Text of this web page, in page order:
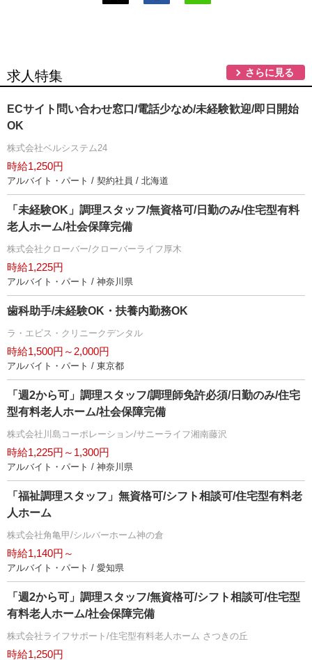
求人特集 さらに見る
ECサイト問い合わせ窓口/電話少なめ/未経験歓迎/即日開始
OK
株式会社ベルシステム24
時給1,250円
アルバイト・パート / 契約社員 / 北海道
「未経験OK」調理スタッフ/無資格可/日勤のみ/住宅型有料
老人ホーム/社会保障完備
株式会社クローバー/クローバーライフ厚木
時給1,225円
アルバイト・パート / 神奈川県
歯科助手/未経験OK・扶養内勤務OK
ラ・エビス・クリニークデンタル
時給1,500円～2,000円
アルバイト・パート / 東京都
「週2から可」調理スタッフ/調理師免許必須/日勤のみ/住宅
型有料老人ホーム/社会保障完備
株式会社川島コーポレーション/サニーライフ湘南藤沢
時給1,225円～1,300円
アルバイト・パート / 神奈川県
「福祉調理スタッフ」無資格可/シフト相談可/住宅型有料老
人ホーム
株式会社角亀甲/シルバーホーム神の倉
時給1,140円～
アルバイト・パート / 愛知県
「週2から可」調理スタッフ/無資格可/シフト相談可/住宅型
有料老人ホーム/社会保障完備
株式会社ライフサポート/住宅型有料老人ホーム さつきの丘
時給1,250円